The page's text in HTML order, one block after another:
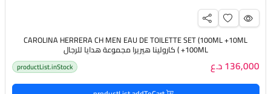
CAROLINA HERRERA CH MEN EAU DE TOILETTE SET (100ML +10ML
+100ML ) كارولينا هيريرا مجموعة هدايا للرجال
136,000 د.ع productList.inStock